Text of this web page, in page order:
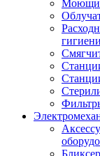
Моющие